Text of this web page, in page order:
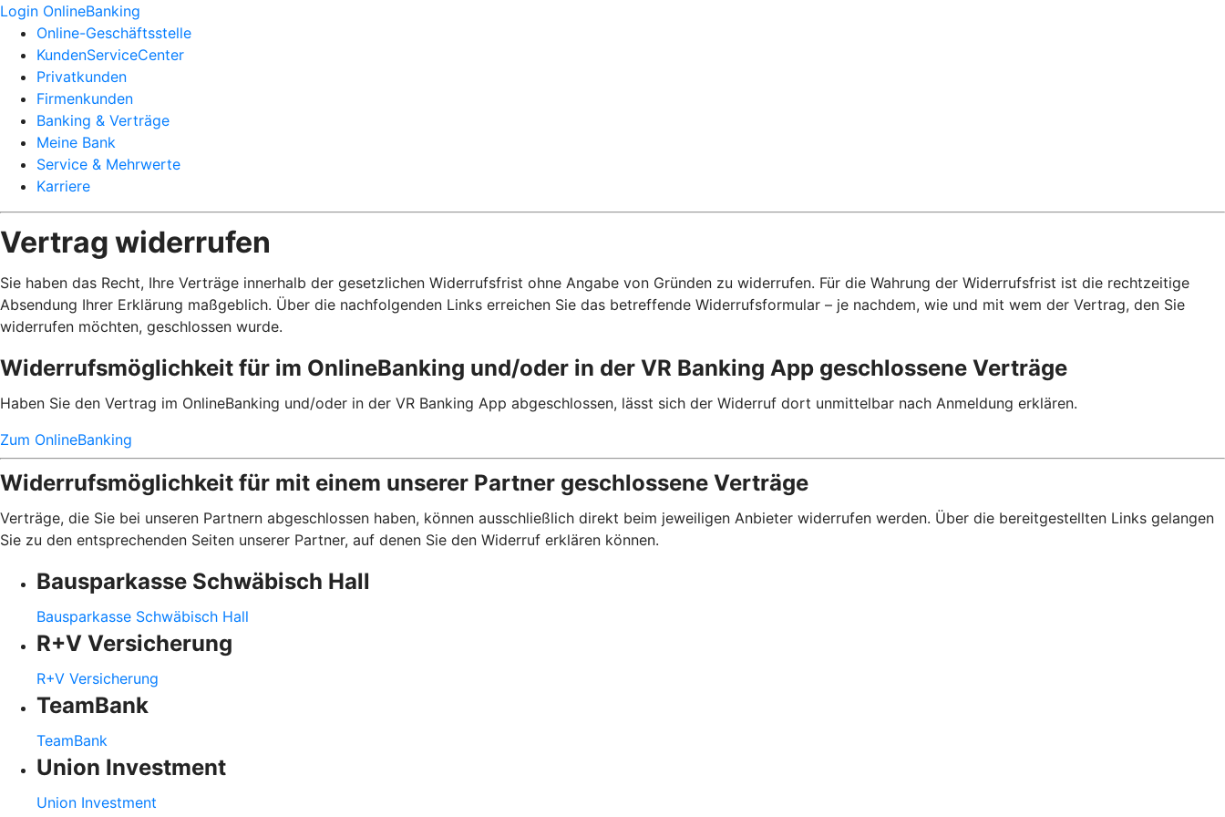
Login OnlineBanking
Online-Geschäftsstelle
KundenServiceCenter
Privatkunden
Firmenkunden
Banking & Verträge
Meine Bank
Service & Mehrwerte
Karriere
Vertrag widerrufen
Sie haben das Recht, Ihre Verträge innerhalb der gesetzlichen Widerrufsfrist ohne Angabe von Gründen zu widerrufen. Für die Wahrung der Widerrufsfrist ist die rechtzeitige
Absendung Ihrer Erklärung maßgeblich. Über die nachfolgenden Links erreichen Sie das betreffende Widerrufsformular – je nachdem, wie und mit wem der Vertrag, den Sie
widerrufen möchten, geschlossen wurde.
Widerrufsmöglichkeit für im OnlineBanking und/oder in der VR Banking App geschlossene Verträge
Haben Sie den Vertrag im OnlineBanking und/oder in der VR Banking App abgeschlossen, lässt sich der Widerruf dort unmittelbar nach Anmeldung erklären.
Zum OnlineBanking
Widerrufsmöglichkeit für mit einem unserer Partner geschlossene Verträge
Verträge, die Sie bei unseren Partnern abgeschlossen haben, können ausschließlich direkt beim jeweiligen Anbieter widerrufen werden. Über die bereitgestellten Links gelangen
Sie zu den entsprechenden Seiten unserer Partner, auf denen Sie den Widerruf erklären können.
Bausparkasse Schwäbisch Hall
Bausparkasse Schwäbisch Hall
R+V Versicherung
R+V Versicherung
TeamBank
TeamBank
Union Investment
Union Investment